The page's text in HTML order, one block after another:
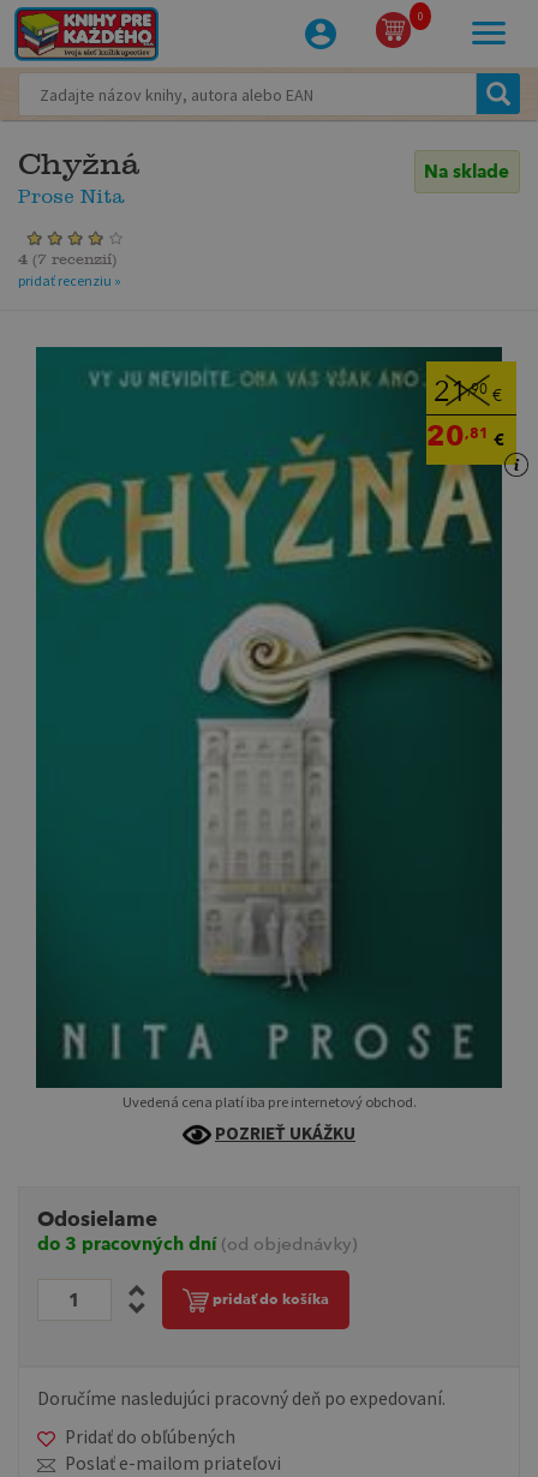
0
Chyžná
Prose Nita
Na sklade
4 (7 recenzií)
pridať recenziu »
21,90 €
20,81 €
Uvedená cena platí iba pre internetový obchod.
POZRIEŤ UKÁŽKU
Odosielame
do 3 pracovných dní (od objednávky)
pridať do košíka
Doručíme nasledujúci pracovný deň po expedovaní.
Pridať do obľúbených
Poslať e-mailom priateľovi